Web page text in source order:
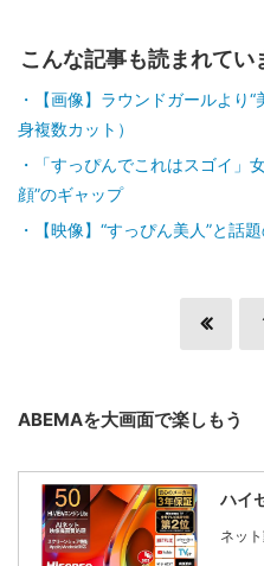
こんな記事も読まれてい
【画像】ラウンドガールより
身複数カット）
「すっぴんでこれはスゴイ」
顔”のギャップ
【映像】“すっぴん美人”と話
ABEMAを大画面で楽しもう
ハイ
ネッ